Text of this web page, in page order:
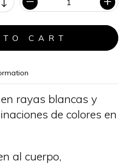
rayas blancas y
de colores en
al cuerpo,